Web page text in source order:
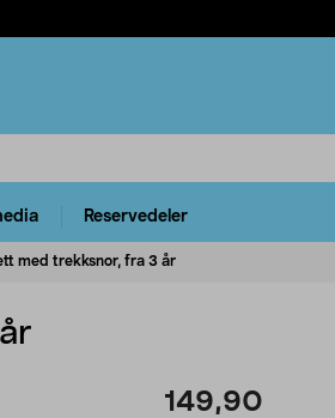
Reservedeler
med trekksnor, fra 3 år
149,90